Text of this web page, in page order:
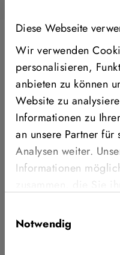
Diese Webseite
Wir verwenden
personalisieren,
anbieten zu können
Website zu
Informationen zu
an unsere Partner
Analysen weiter.
Informationen
gesammelt haben.
Notwendig
MEHR
Weitere